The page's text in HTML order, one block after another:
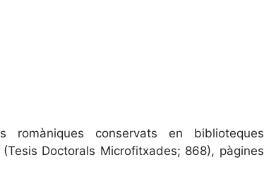
romàniques conservats en biblioteques
Doctorals Microfitxades; 868), pàgines